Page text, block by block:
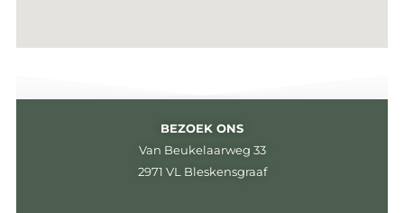
BEZOEK ONS
Van Beukelaarweg 33
2971 VL Bleskensgraaf